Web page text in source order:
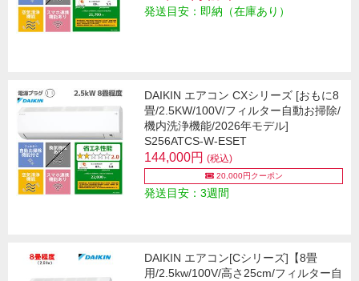
発送目安：即納（在庫あり）
DAIKIN エアコン CXシリーズ [おもに8
畳/2.5KW/100V/フィルター自動お掃除/
機内洗浄機能/2026年モデル]
S256ATCS-W-ESET
144,000円 (税込)
20,000円クーポン
発送目安：3週間
DAIKIN エアコン[Cシリーズ]【8畳
用/2.5kw/100V/高さ25cm/フィルター自